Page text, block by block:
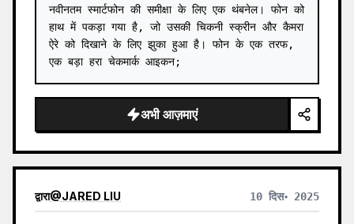
नवीनतम स्मार्टफोन की समीक्षा के लिए एक थंबनेल। फोन को
हाथ में पकड़ा गया है, जो उसकी चिकनी स्क्रीन और कैमरा
ऐरे को दिखाने के लिए झुका हुआ है। फोन के एक तरफ,
एक बड़ा हरा चेकमार्क आइकन;
अभी आज़माएं
द्वारा@JARED LIU 10 दिस॰ 2025